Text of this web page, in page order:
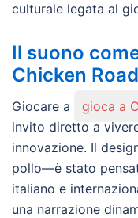
culturale legata al
Il suono
Chicken
Giocare a gioca a
invito diretto a
innovazione. Il
pollo—è stato
italiano e
una narrazione